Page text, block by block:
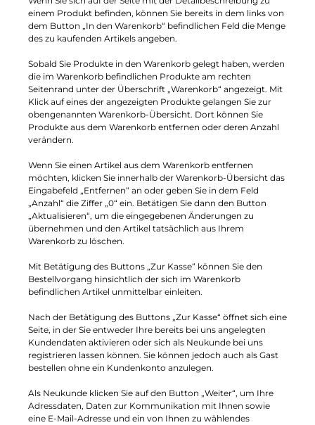
einem Produkt befinden, können Sie bereits in dem links von
dem Button „In den Warenkorb“ befindlichen Feld die Menge
des zu kaufenden Artikels angeben.
Sobald Sie Produkte in den Warenkorb gelegt haben, werden
die im Warenkorb befindlichen Produkte am rechten
Seitenrand unter der Überschrift „Warenkorb“ angezeigt. Mit
Klick auf eines der angezeigten Produkte gelangen Sie zur
obengenannten Warenkorb-Übersicht. Dort können Sie
Produkte aus dem Warenkorb entfernen oder deren Anzahl
verändern.
Wenn Sie einen Artikel aus dem Warenkorb entfernen
möchten, klicken Sie innerhalb der Warenkorb-Übersicht das
Eingabefeld „Entfernen“ an oder geben Sie in dem Feld
„Anzahl“ die Ziffer „0“ ein. Betätigen Sie dann den Button
„Aktualisieren“, um die eingegebenen Änderungen zu
übernehmen und den Artikel tatsächlich aus Ihrem
Warenkorb zu löschen.
Mit Betätigung des Buttons „Zur Kasse“ können Sie den
Bestellvorgang hinsichtlich der sich im Warenkorb
befindlichen Artikel unmittelbar einleiten.
Nach der Betätigung des Buttons „Zur Kasse“ öffnet sich eine
Seite, in der Sie entweder Ihre bereits bei uns angelegten
Kundendaten aktivieren oder sich als Neukunde bei uns
registrieren lassen können. Sie können jedoch auch als Gast
bestellen ohne ein Kundenkonto anzulegen.
Als Neukunde klicken Sie auf den Button „Weiter“, um Ihre
Adressdaten, Daten zur Kommunikation mit Ihnen sowie
eine E-Mail-Adresse und ein von Ihnen zu wählendes